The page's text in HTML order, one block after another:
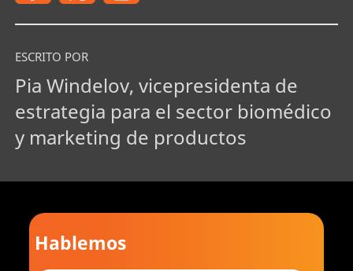
ESCRITO POR
Pia Windelov, vicepresidenta de
estrategia para el sector biomédico
y marketing de productos
Hablemos